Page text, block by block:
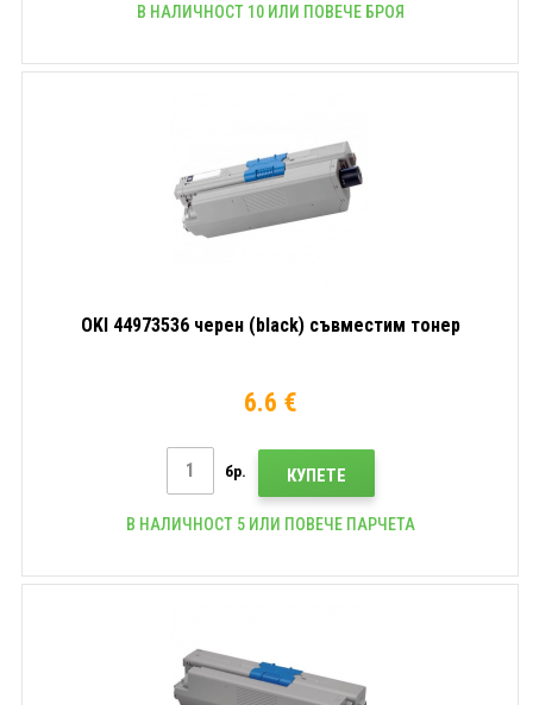
В НАЛИЧНОСТ 10 ИЛИ ПОВЕЧЕ БРОЯ
OKI 44973536 черен (black) съвместим тонер
6.6 €
бр. КУПЕТЕ
В НАЛИЧНОСТ 5 ИЛИ ПОВЕЧЕ ПАРЧЕТА